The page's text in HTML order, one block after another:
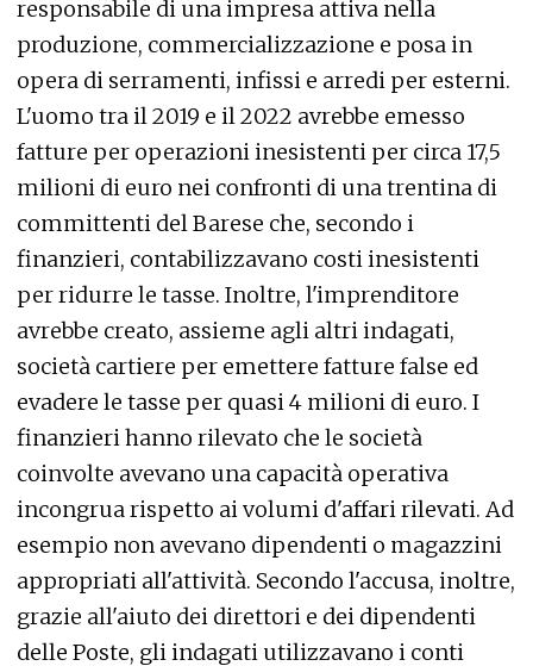
responsabile di una impresa attiva nella
produzione, commercializzazione e posa in
opera di serramenti, infissi e arredi per esterni.
L'uomo tra il 2019 e il 2022 avrebbe emesso
fatture per operazioni inesistenti per circa 17,5
milioni di euro nei confronti di una trentina di
committenti del Barese che, secondo i
finanzieri, contabilizzavano costi inesistenti
per ridurre le tasse. Inoltre, l'imprenditore
avrebbe creato, assieme agli altri indagati,
società cartiere per emettere fatture false ed
evadere le tasse per quasi 4 milioni di euro. I
finanzieri hanno rilevato che le società
coinvolte avevano una capacità operativa
incongrua rispetto ai volumi d'affari rilevati. Ad
esempio non avevano dipendenti o magazzini
appropriati all'attività. Secondo l'accusa, inoltre,
grazie all'aiuto dei direttori e dei dipendenti
delle Poste, gli indagati utilizzavano i conti